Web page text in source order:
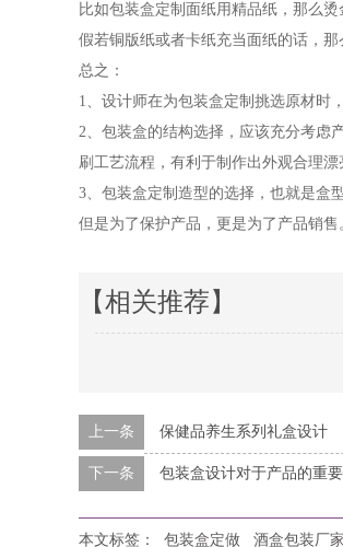
比如包装盒定制面纸用精品纸，那么
假若铜版纸或者卡纸充当面纸的话，
总之：
1、设计师在为包装盒定制挑选原材时
2、包装盒的结构选择，应该充分考虑
刷工艺流程，有利于制作出外观合理漂
3、包装盒定制造型的选择，也就是盒
但是为了保护产品，更是为了产品销售
【相关推荐】
上一条 保健品养生系列礼盒设计
下一条 包装盒设计对于产品的重
本文标签： 包装盒定做 酒盒包装厂家